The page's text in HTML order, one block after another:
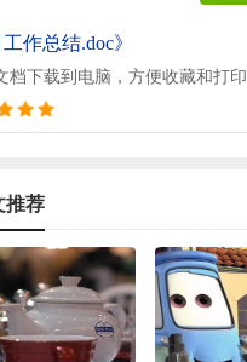
作总结.doc》
档下载到电脑，方便收藏和打印
推荐